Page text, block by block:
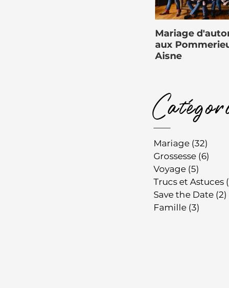
Mariage
aux
Aisne
Mariage (32)
Grossesse (6)
Voyage (5)
Trucs et Astuces
Save the Date (2)
Famille (3)